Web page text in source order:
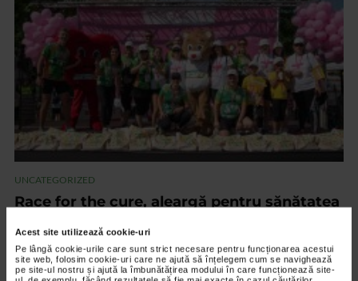
Acest site utilizează cookie-uri
Pe lângă cookie-urile care sunt strict necesare pentru funcționarea acestui
site web, folosim cookie-uri care ne ajută să înțelegem cum se navighează
pe site-ul nostru și ajută la îmbunătățirea modului în care funcționează site-
UNCATEGORIZED
Race for the cure, aleargă pentru sănătatea